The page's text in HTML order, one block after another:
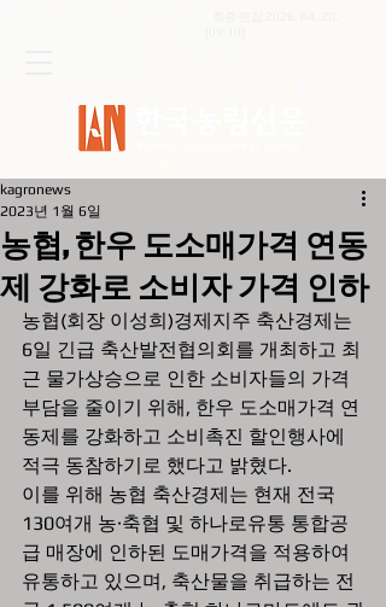
농협, 한우 도소매가격 연동
제 강화로 소비자 가격 인하
kagronews
2023년 1월 6일
농협(회장 이성희)경제지주 축산경제는
6일 긴급 축산발전협의회를 개최하고 최
근 물가상승으로 인한 소비자들의 가격
부담을 줄이기 위해, 한우 도소매가격 연
동제를 강화하고 소비촉진 할인행사에
적극 동참하기로 했다고 밝혔다.
이를 위해 농협 축산경제는 현재 전국
130여개 농·축협 및 하나로유통 통합공
급 매장에 인하된 도매가격을 적용하여
유통하고 있으며, 축산물을 취급하는 전